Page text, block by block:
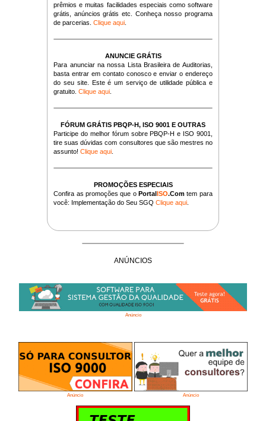
prêmios e muitas facilidades especiais como software
grátis, anúncios grátis etc. Conheça nosso programa
de parcerias.Clique aqui
ANUNCIE GRÁTIS
Para anunciar na nossa Lista Brasileira de Auditorias,
basta entrar em contato conosco e enviar o endereço
do seu site. Este é um serviço de utilidade pública e
gratuito.Clique aqui
FÓRUM GRÁTIS PBQP-H, ISO 9001 E OUTRAS
Participe do melhor fórum sobre PBQP-H e ISO 9001,
tire suas dúvidas com consultores que são mestres no
assunto!Clique aqui
PROMOÇÕES ESPECIAIS
Confira as promoções que oPortalISO.Com tem para
você: Implementação do Seu SGQClique aqui
ANÚNCIOS
Anúncio
Anúncio Anúncio